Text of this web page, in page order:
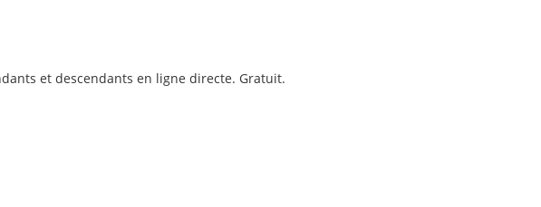
et descendants en ligne directe. Gratuit.